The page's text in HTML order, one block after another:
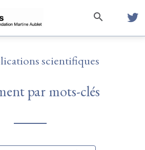
scientifiques
par mots-clés